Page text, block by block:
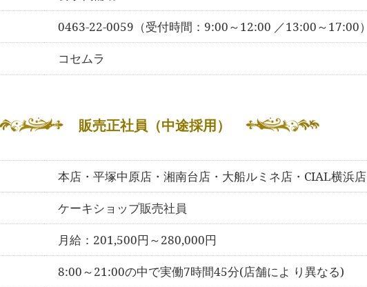
0463-22-0059（受付時間：9:00～12:00 ／13:00～17:00）
コセムラ
販売正社員（中途採用）
本店・平塚中原店・湘南台店・大船ルミネ店・CIAL横浜店
ケーキショップ販売社員
月給：201,500円～280,000円
8:00～21:00の中で実働7時間45分(店舗によ り異なる)